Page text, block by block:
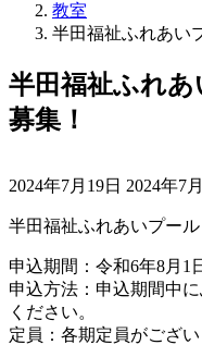
教室
半田福祉ふれあい
半田福祉ふれあ
募集！
2024年7月19日 終
新
日
時
2024年7
半田福祉ふれあいプー
申込期間：令和6年8月1
申込方法：申込期間中
ください。
定員：各期定員がござい